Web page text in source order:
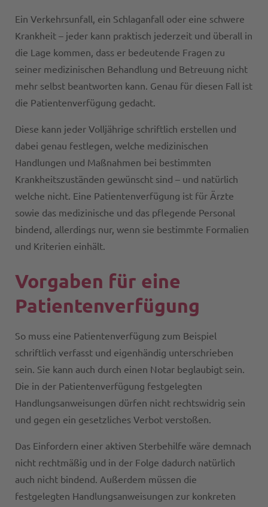
Ein Verkehrsunfall, ein Schlaganfall oder eine schwere
Krankheit – jeder kann praktisch jederzeit und überall in
die Lage kommen, dass er bedeutende Fragen zu
seiner medizinischen Behandlung und Betreuung nicht
mehr selbst beantworten kann. Genau für diesen Fall ist
die Patientenverfügung gedacht.
Diese kann jeder Volljährige schriftlich erstellen und
dabei genau festlegen, welche medizinischen
Handlungen und Maßnahmen bei bestimmten
Krankheitszuständen gewünscht sind – und natürlich
welche nicht. Eine Patientenverfügung ist für Ärzte
sowie das medizinische und das pflegende Personal
bindend, allerdings nur, wenn sie bestimmte Formalien
und Kriterien einhält.
Vorgaben für eine
Patientenverfügung
So muss eine Patientenverfügung zum Beispiel
schriftlich verfasst und eigenhändig unterschrieben
sein. Sie kann auch durch einen Notar beglaubigt sein.
Die in der Patientenverfügung festgelegten
Handlungsanweisungen dürfen nicht rechtswidrig sein
und gegen ein gesetzliches Verbot verstoßen.
Das Einfordern einer aktiven Sterbehilfe wäre demnach
nicht rechtmäßig und in der Folge dadurch natürlich
auch nicht bindend. Außerdem müssen die
festgelegten Handlungsanweisungen zur konkreten